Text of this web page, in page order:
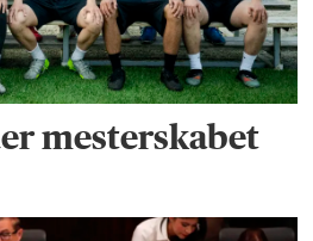
mesterskabet